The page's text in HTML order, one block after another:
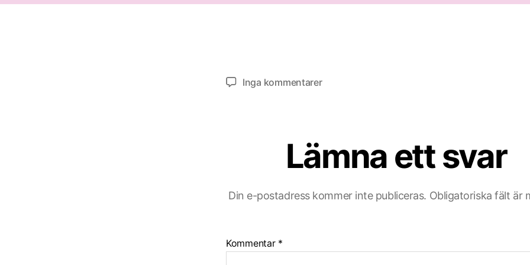
Inga kommentarertill
Lämna ett svar
Din e-postadress kommer inte publiceras. Obligatoriska fält är
Kommentar *